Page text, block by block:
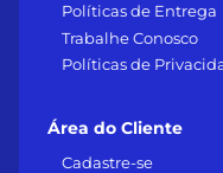
Políticas de Entrega
Trabalhe Conosco
Políticas de
Área do Cliente
Cadastre-se